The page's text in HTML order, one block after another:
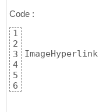
16
17
18
19
20
21
22
23
Code :
1
2
3
4
5
6